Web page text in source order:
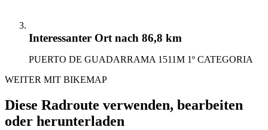
Interessanter Ort nach 86,8 km
PUERTO DE GUADARRAMA 1511M 1º CATEGORIA
WEITER MIT BIKEMAP
Diese Radroute verwenden, bearbeiten
oder herunterladen